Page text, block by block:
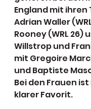
England mit ihren
Adrian Waller
Rooney (WRL 26)
Willstrop und
mit Gregoire
und Baptiste
Bei den Frauen
klarer Favorit.